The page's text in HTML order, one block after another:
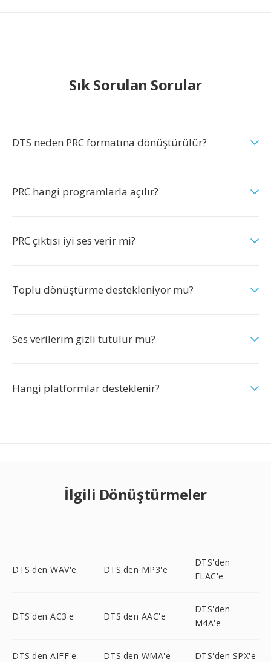
Sık Sorulan Sorular
DTS neden PRC formatına dönüştürülür?
PRC hangi programlarla açılır?
PRC çıktısı iyi ses verir mi?
Toplu dönüştürme destekleniyor mu?
Ses verilerim gizli tutulur mu?
Hangi platformlar desteklenir?
İlgili Dönüştürmeler
DTS'den WAV'e DTS'den MP3'e
DTS'den
FLAC'e
DTS'den AC3'e DTS'den AAC'e
DTS'den
M4A'e
DTS'den AIFF'e DTS'den WMA'e DTS'den SPX'e